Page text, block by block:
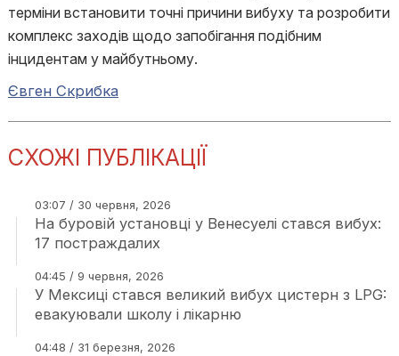
терміни встановити точні причини вибуху та розробити
комплекс заходів щодо запобігання подібним
інцидентам у майбутньому.
Євген Скрибка
СХОЖІ ПУБЛІКАЦІЇ
03:07 / 30 червня, 2026
На буровій установці у Венесуелі стався вибух:
17 постраждалих
04:45 / 9 червня, 2026
У Мексиці стався великий вибух цистерн з LPG:
евакуювали школу і лікарню
04:48 / 31 березня, 2026